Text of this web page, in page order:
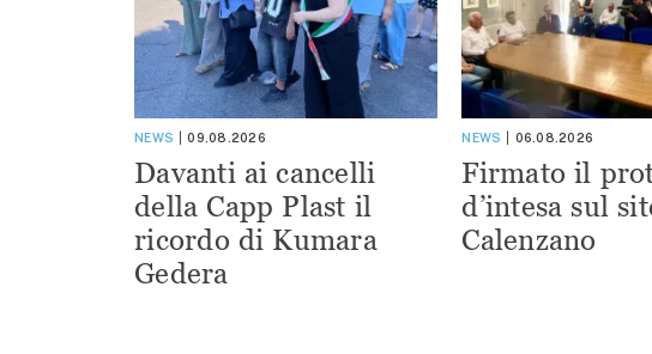
NEWS 09.08.2026
Davanti ai cancelli
della Capp Plast il
ricordo di Kumara
Gedera
NEWS 06.08.2026
Firmato il
d’intesa sul
Calenzano